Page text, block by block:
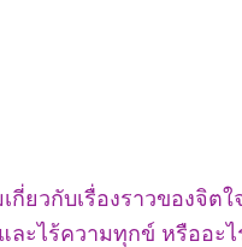
ยวกับเรื่องราวของจิต
ละไร้ความทุกข์ หรืออ